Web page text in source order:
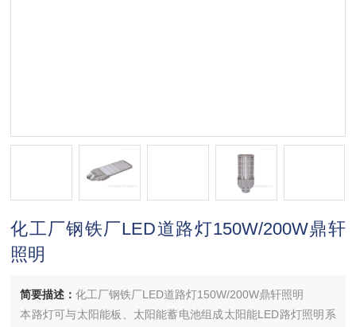
化工厂钢铁厂LED道路灯150W/200W鼎轩
照明
简要描述：化工厂钢铁厂LED道路灯150W/200W鼎轩照明
本路灯可与太阳能板、太阳能蓄电池组成太阳能LED路灯照明系